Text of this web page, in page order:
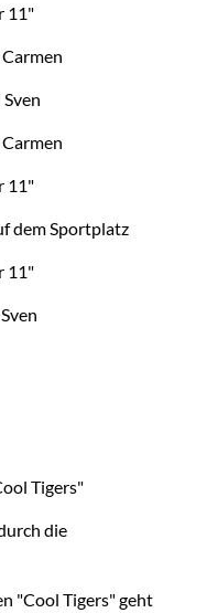
11"
11"
dem Sportplatz
11"
Tigers"
die
"Cool Tigers" geht